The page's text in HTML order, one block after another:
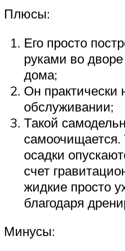
Плюсы:
Его просто
руками во дворе
дома;
Он практически
обслуживании;
Такой
осадки
счет
жидкие просто
благодаря
Минусы: